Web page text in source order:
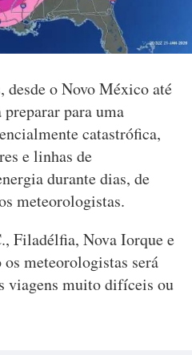
desde o Novo México até
preparar para uma
catastrófica,
e linhas de
durante dias, de
meteorologistas.
Filadélfia, Nova Iorque e
meteorologistas será
viagens muito difíceis ou